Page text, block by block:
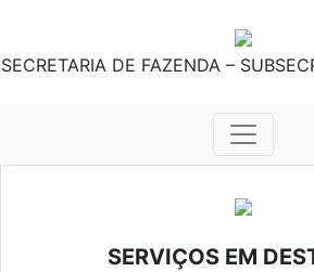
SECRETARIA DE FAZENDA –
SERVIÇOS EM